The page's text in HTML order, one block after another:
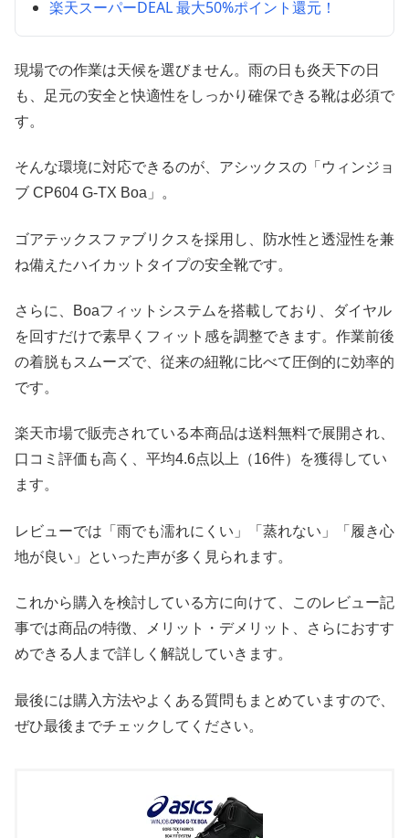
楽天スーパーDEAL 最大50%ポイント還元！
現場での作業は天候を選びません。雨の日も炎天下の日
も、足元の安全と快適性をしっかり確保できる靴は必須で
す。
そんな環境に対応できるのが、アシックスの「ウィンジョ
ブ CP604 G-TX Boa」。
ゴアテックスファブリクスを採用し、防水性と透湿性を兼
ね備えたハイカットタイプの安全靴です。
さらに、Boaフィットシステムを搭載しており、ダイヤル
を回すだけで素早くフィット感を調整できます。作業前後
の着脱もスムーズで、従来の紐靴に比べて圧倒的に効率的
です。
楽天市場で販売されている本商品は送料無料で展開され、
口コミ評価も高く、平均4.6点以上（16件）を獲得してい
ます。
レビューでは「雨でも濡れにくい」「蒸れない」「履き心
地が良い」といった声が多く見られます。
これから購入を検討している方に向けて、このレビュー記
事では商品の特徴、メリット・デメリット、さらにおすす
めできる人まで詳しく解説していきます。
最後には購入方法やよくある質問もまとめていますので、
ぜひ最後までチェックしてください。